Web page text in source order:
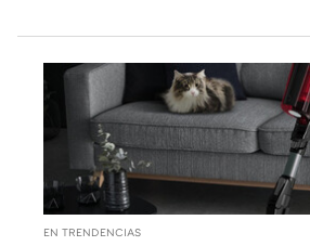
EN TRENDENCIAS